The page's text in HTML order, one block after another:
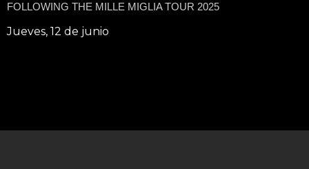
FOLLOWING THE MILLE MIGLIA TOUR 2025
Jueves, 12 de junio